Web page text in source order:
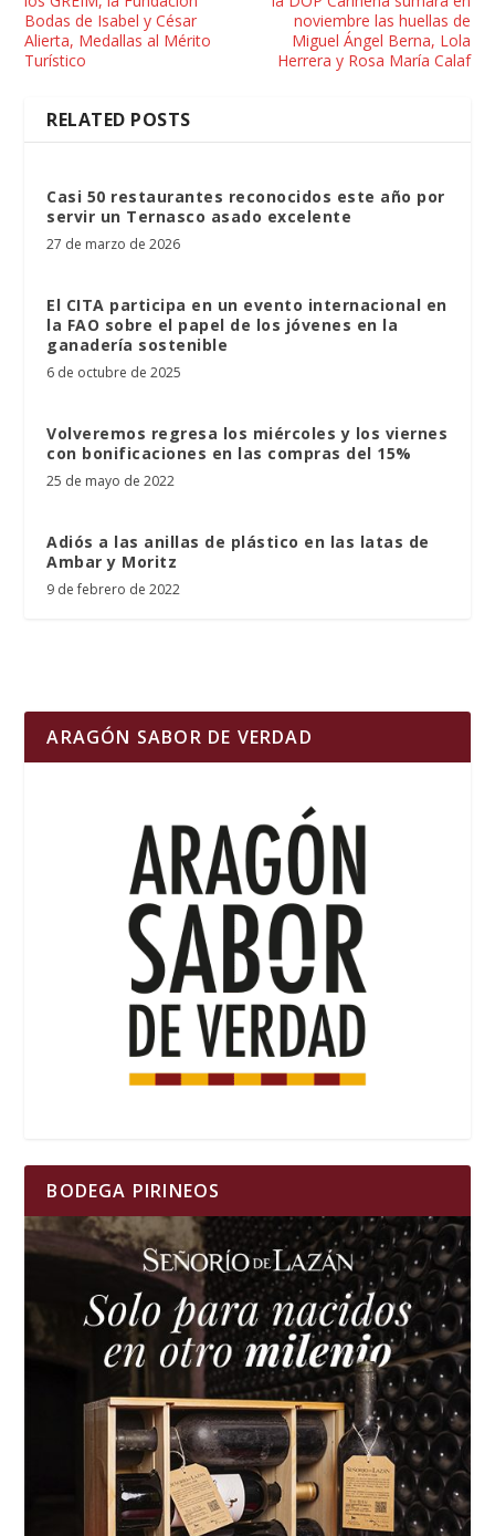
Bodas de Isabel y César
Alierta, Medallas al Mérito
Turístico
noviembre las huellas de
Miguel Ángel Berna, Lola
Herrera y Rosa María Calaf
RELATED POSTS
Casi 50 restaurantes reconocidos este año por
servir un Ternasco asado excelente
27 de marzo de 2026
El CITA participa en un evento internacional en
la FAO sobre el papel de los jóvenes en la
ganadería sostenible
6 de octubre de 2025
Volveremos regresa los miércoles y los viernes
con bonificaciones en las compras del 15%
25 de mayo de 2022
Adiós a las anillas de plástico en las latas de
Ambar y Moritz
9 de febrero de 2022
ARAGÓN SABOR DE VERDAD
BODEGA PIRINEOS